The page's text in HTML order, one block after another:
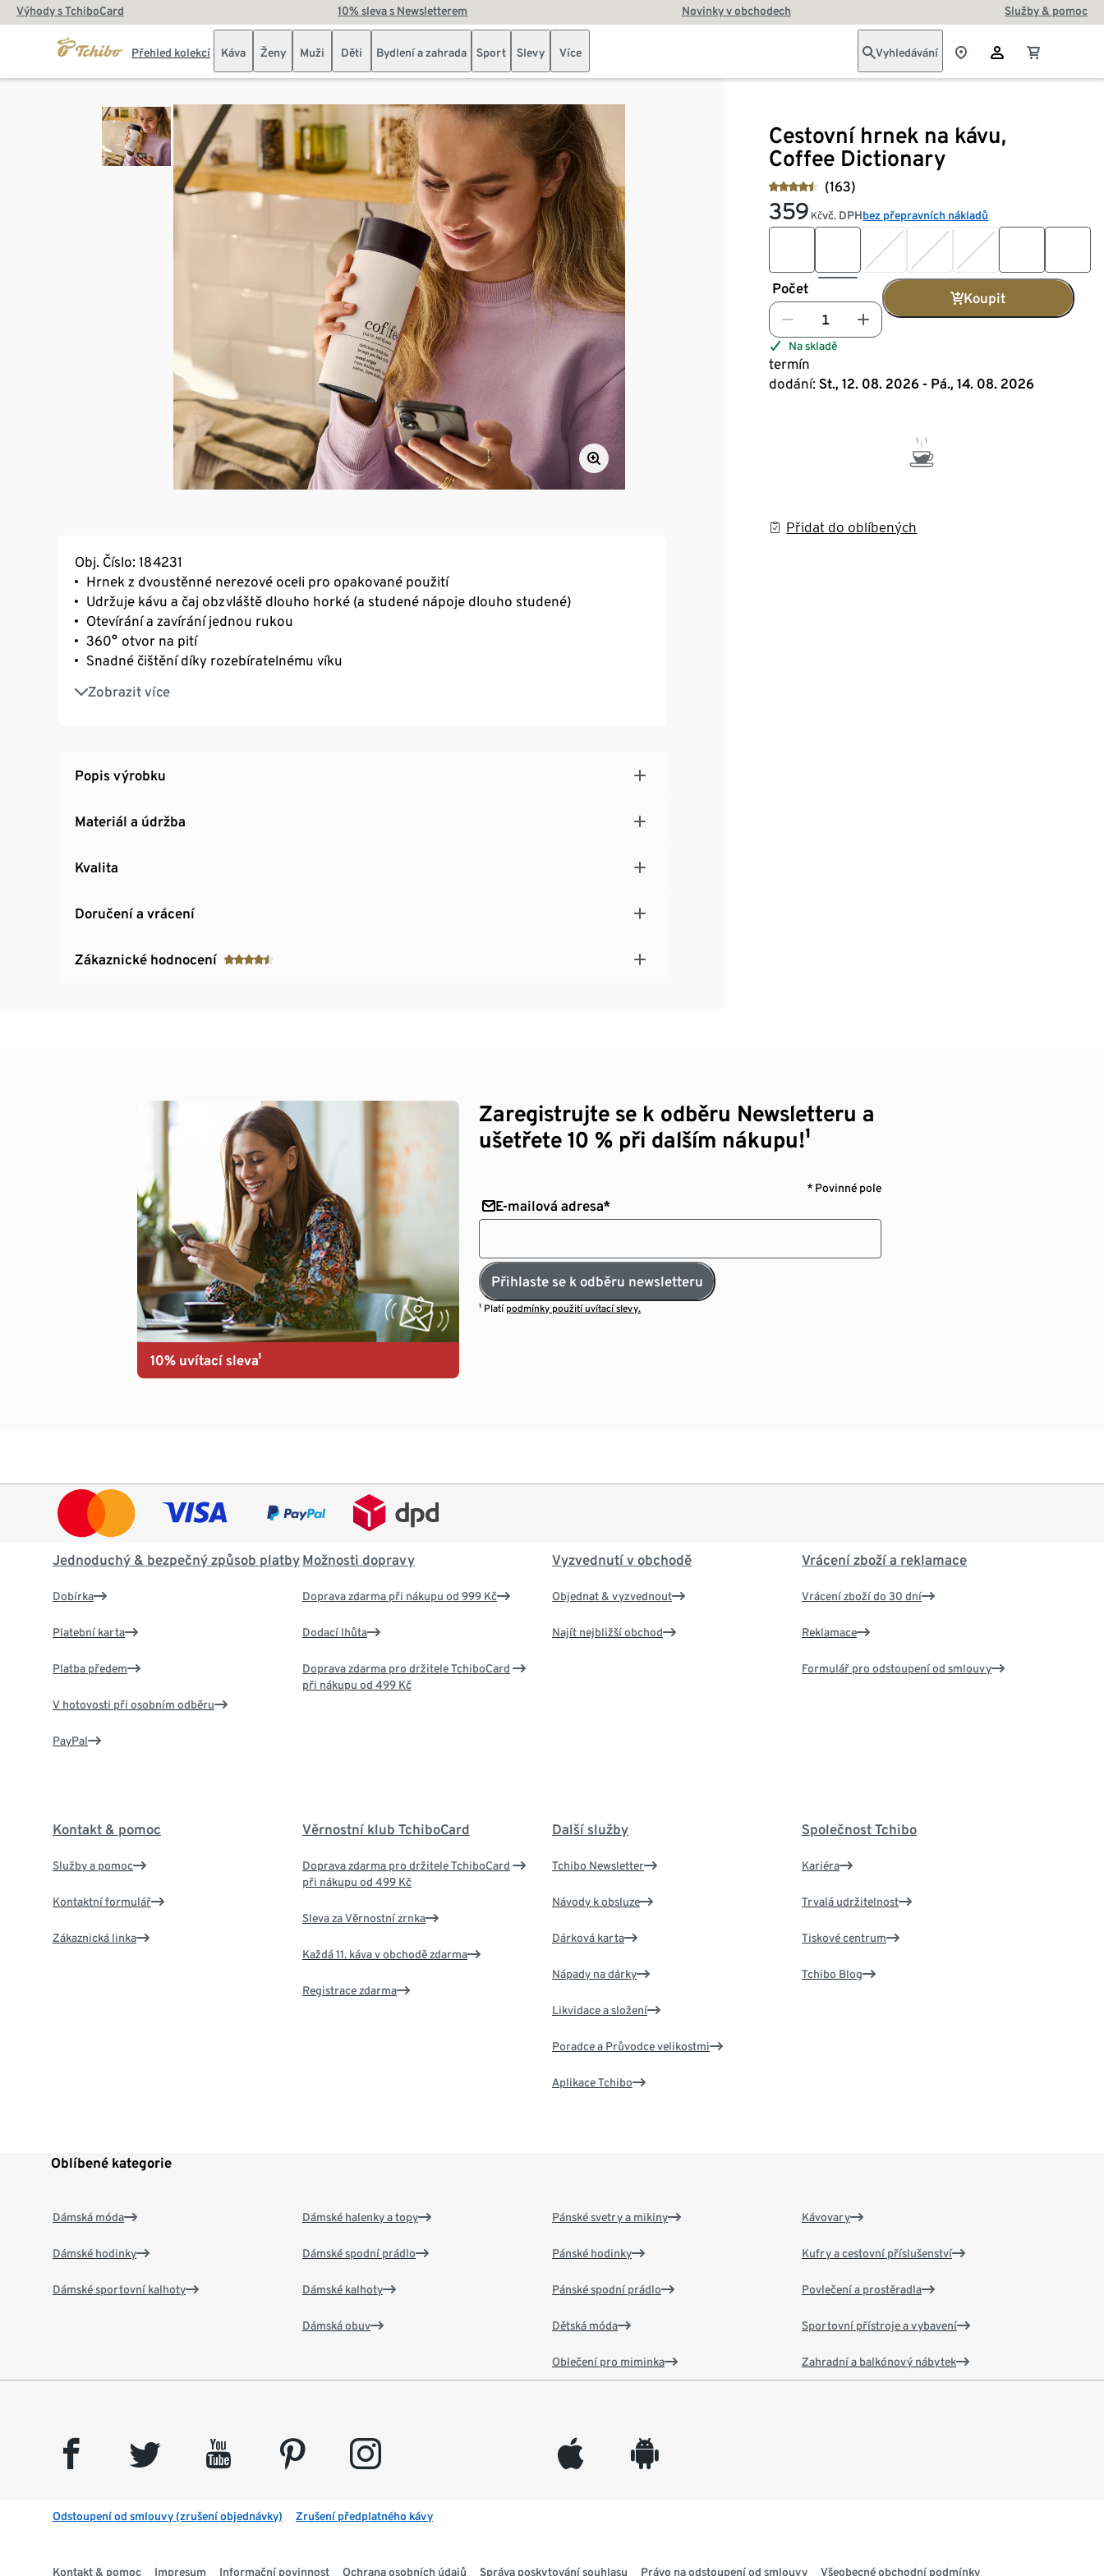
Výhody s TchiboCard 10% sleva s Newsletterem Novinky v obchodech Služby & pomoc
Přehled kolekcí Káva Ženy Muži Děti Bydlení a zahrada Sport Slevy Více Vyhledávání
Cestovní hrnek na kávu,
Coffee Dictionary
(163)
359 Kčvč. DPHbez přepravních nákladů
Počet
Koupit
Na skladě
termín
dodání: St., 12. 08. 2026 - Pá., 14. 08. 2026
Přidat do oblíbených
Obj. Číslo: 184231
Hrnek z dvoustěnné nerezové oceli pro opakované použití
Udržuje kávu a čaj obzvláště dlouho horké (a studené nápoje dlouho studené)
Otevírání a zavírání jednou rukou
360° otvor na pití
Snadné čištění díky rozebíratelnému víku
Zobrazit více
Objem cca 300 ml
Lze mýt v myčce (program ECO při teplotě 55 °C)
Popis výrobku
Materiál a údržba
Kvalita
Doručení a vrácení
Zákaznické hodnocení
10% uvítací sleva¹
Zaregistrujte se k odběru Newsletteru a
ušetřete 10 % při dalším nákupu!¹
* Povinné pole
E-mailová adresa*
Přihlaste se k odběru newsletteru
¹ Platí podmínky použití uvítací slevy.
Jednoduchý & bezpečný způsob platby
Dobírka
Platební karta
Platba předem
V hotovosti při osobním odběru
PayPal
Možnosti dopravy
Doprava zdarma při nákupu od 999 Kč
Dodací lhůta
Doprava zdarma pro držitele TchiboCard
při nákupu od 499 Kč
Vyzvednutí v obchodě
Objednat & vyzvednout
Najít nejbližší obchod
Vrácení zboží a reklamace
Vrácení zboží do 30 dní
Reklamace
Formulář pro odstoupení od smlouvy
Kontakt & pomoc
Služby a pomoc
Kontaktní formulář
Zákaznická linka
Věrnostní klub TchiboCard
Doprava zdarma pro držitele TchiboCard
při nákupu od 499 Kč
Sleva za Věrnostní zrnka
Každá 11. káva v obchodě zdarma
Registrace zdarma
Další služby
Tchibo Newsletter
Návody k obsluze
Dárková karta
Nápady na dárky
Likvidace a složení
Poradce a Průvodce velikostmi
Aplikace Tchibo
Společnost Tchibo
Kariéra
Trvalá udržitelnost
Tiskové centrum
Tchibo Blog
Oblíbené kategorie
Dámská móda
Dámské hodinky
Dámské sportovní kalhoty
Dámské halenky a topy
Dámské spodní prádlo
Dámské kalhoty
Dámská obuv
Pánské svetry a mikiny
Pánské hodinky
Pánské spodní prádlo
Dětská móda
Oblečení pro miminka
Kávovary
Kufry a cestovní příslušenství
Povlečení a prostěradla
Sportovní přístroje a vybavení
Zahradní a balkónový nábytek
facebook twitter youtube pinterest instagram appleinc android
Odstoupení od smlouvy (zrušení objednávky) Zrušení předplatného kávy
Kontakt & pomoc Impresum Informační povinnost Ochrana osobních údajů Správa poskytování souhlasu Právo na odstoupení od smlouvy Všeobecné obchodní podmínky